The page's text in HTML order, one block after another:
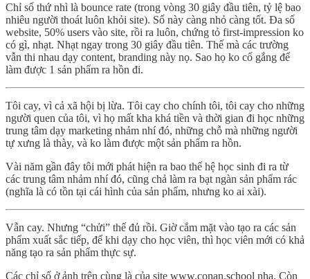
Chỉ số thứ nhì là bounce rate (trong vòng 30 giây đầu tiên, tỷ lệ bao
nhiêu người thoát luôn khỏi site). Số này càng nhỏ càng tốt. Đa số
website, 50% users vào site, rồi ra luôn, chứng tỏ first-impression ko
có gì, nhạt. Nhạt ngay trong 30 giây đầu tiên. Thế mà các trường
vẫn thi nhau dạy content, branding này nọ. Sao họ ko cố gắng để
làm được 1 sản phẩm ra hồn đi.
Tôi cay, vì cả xã hội bị lừa. Tôi cay cho chính tôi, tôi cay cho những
người quen của tôi, vì họ mất kha khá tiền và thời gian đi học những
trung tâm dạy marketing nhảm nhí đó, những chỗ mà những người
tự xưng là thày, và ko làm được một sản phẩm ra hồn.
Vài năm gần đây tôi mới phát hiện ra bao thế hệ học sinh đi ra từ
các trung tâm nhảm nhí đó, cũng chả làm ra bạt ngàn sản phẩm rác
(nghĩa là có tồn tại cái hình của sản phẩm, nhưng ko ai xài).
Vẫn cay. Nhưng “chửi” thế đủ rồi. Giờ cắm mặt vào tạo ra các sản
phẩm xuất sắc tiếp, để khi dạy cho học viên, thì học viên mới có khả
năng tạo ra sản phẩm thực sự.
Các chỉ số ở ảnh trên cùng là của site www.conan.school nha. Còn